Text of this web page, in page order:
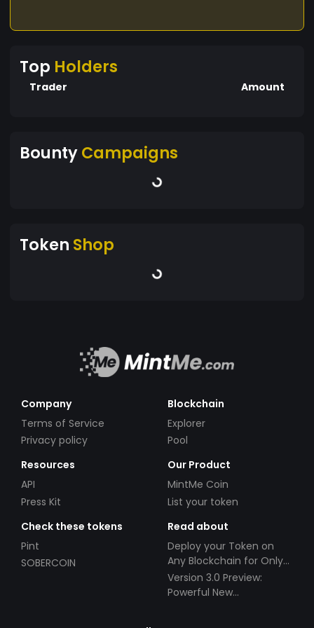
Top Holders
Trader Amount
BountyCampaigns
Token Shop
Company
Terms of Service
Privacy policy
Blockchain
Explorer
Pool
Resources
API
Press Kit
Our Product
MintMe Coin
List your token
Check these tokens
Pint
SOBERCOIN
Read about
Deploy your Token on
Any Blockchain for Only
$49!
Version 3.0 Preview:
Powerful New